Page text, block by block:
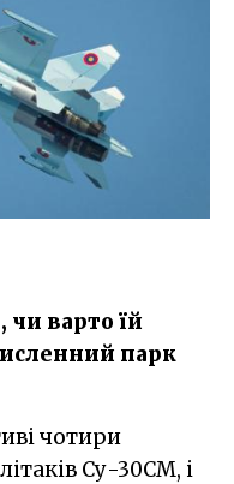
варто їй
парк
Су-30СМ, і